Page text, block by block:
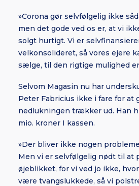
»Corona gør selvfølgelig ikke
men det gode ved os er, at vi
solgt hurtigt. Vi er
velkonsolideret, så vores ejere
sælge, til den rigtige mulighed er
Selvom Magasin nu har
Peter Fabricius ikke i fare for at
nedlukningen trækker ud. Han
mio. kroner I kassen.
»Der bliver ikke nogen
Men vi er selvfølgelig nødt til at
øjeblikket, for vi ved jo ikke,
være tvangslukkede, så vi